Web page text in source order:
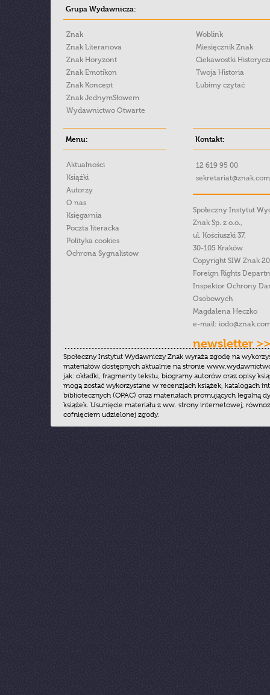
Grupa Wydawnicza:
Znak
Znak Literanova
Znak Horyzont
Znak Emotikon
Znak Koncept
Znak JednymSłowem
Wydawnictwo Otwarte
Woblink
Miesięcznik Znak
Ciekawostki
Twoja Historia
Lubimy czytać
Menu:
Aktualności
Książki
Autorzy
O nas
Księgarnia
Poczta literacka
Polityka cookies
Ochrona Sygnalistow
Kontakt:
12 619 95 00
Społeczny Instytut
Znak Sp. z o.o.,
ul. Kościuszki 37,
30-105 Kraków
Copyright SIW Znak
Foreign Rights
Inspektor Ochrony
Osobowych
Magdalena Heczko
e-mail:
newsletter >>
Społeczny Instytut Wydawniczy Znak wyraża zgodę na
materiałów dostępnych aktualnie na stronie
jak: okładki, fragmenty tekstu, biogramy autorów oraz opisy
mogą zostać wykorzystane w recenzjach książek, katalogach
bibliotecznych (OPAC) oraz materiałach promujących legalną
książek. Usunięcie materiału z ww. strony internetowej,
cofnięciem udzielonej zgody.